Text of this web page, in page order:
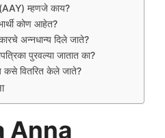
म्हणजे काय?
कोण आहेत?
अन्नधान्य दिले जाते?
पुरवल्या जातात का?
कसे वितरित केले जाते?
Anna